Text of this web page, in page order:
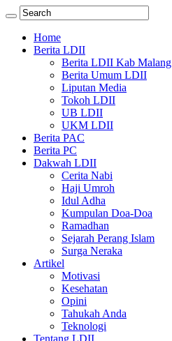
Home
Berita LDII
Berita LDII Kab Malang
Berita Umum LDII
Liputan Media
Tokoh LDII
UB LDII
UKM LDII
Berita PAC
Berita PC
Dakwah LDII
Cerita Nabi
Haji Umroh
Idul Adha
Kumpulan Doa-Doa
Ramadhan
Sejarah Perang Islam
Surga Neraka
Artikel
Motivasi
Kesehatan
Opini
Tahukah Anda
Teknologi
Tentang LDII